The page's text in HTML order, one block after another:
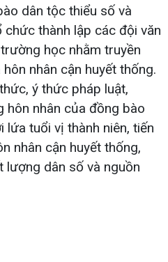
dân tộc thiểu số và
thành lập các đội văn
học nhằm truyền
nhân cận huyết thống.
ý thức pháp luật,
hôn nhân của đồng bào
lứa tuổi vị thành niên, tiến
nhân cận huyết thống,
lượng dân số và nguồn